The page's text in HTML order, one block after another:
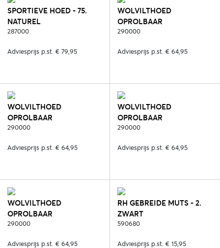
SPORTIEVE HOED - 75.
NATUREL
287000
Adviesprijs p.st. € 79,95
WOLVILTHOED
OPROLBAAR
WATERPROOF - 2. ZWART
290000
Adviesprijs p.st. € 64,95
WOLVILTHOED
OPROLBAAR
WATERPROOF - 5. BRUIN
290000
Adviesprijs p.st. € 64,95
WOLVILTHOED
OPROLBAAR
WATERPROOF - 6. BLAUW
290000
Adviesprijs p.st. € 64,95
WOLVILTHOED
OPROLBAAR
WATERPROOF - 52.
290000
Adviesprijs p.st. € 64,95
RH GEBREIDE MUTS - 2.
ZWART
590680
Adviesprijs p.st. € 15,95